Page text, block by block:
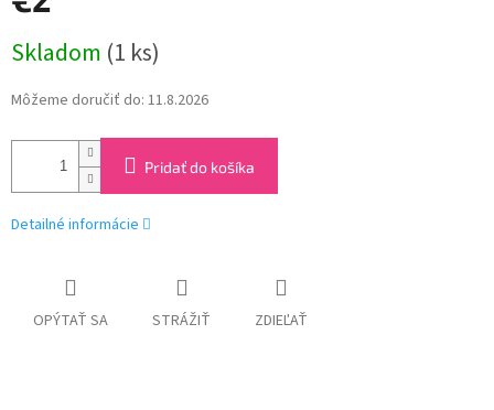
cena:
Skladom (1 ks)
Môžeme doručiť do: 11.8.2026
Pridať do košíka
Detailné informácie
OPÝTAŤ SA STRÁŽIŤ ZDIEĽAŤ